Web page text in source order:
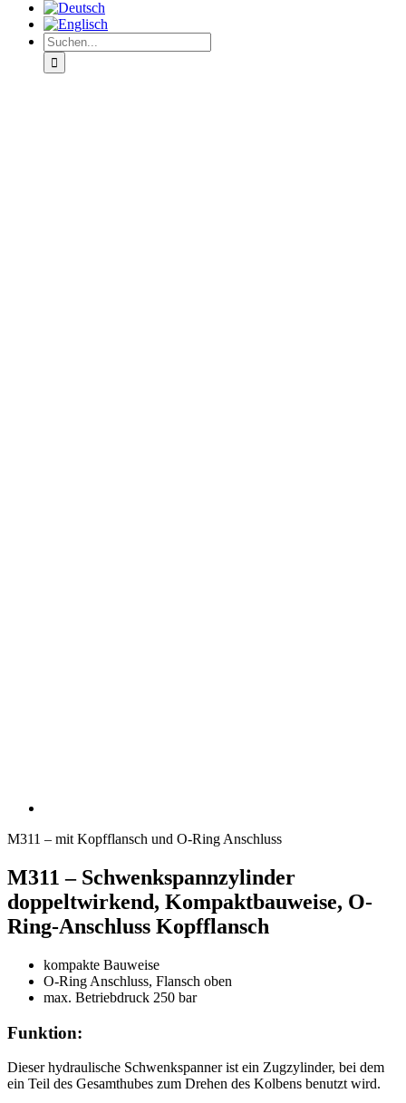
Suche
nach:
M311 – mit Kopfflansch und O-Ring Anschluss
M311 – Schwenkspannzylinder
doppeltwirkend, Kompaktbauweise, O-
Ring-Anschluss Kopfflansch
kompakte Bauweise
O-Ring Anschluss, Flansch oben
max. Betriebdruck 250 bar
Funktion:
Dieser hydraulische Schwenkspanner ist ein Zugzylinder, bei dem
ein Teil des Gesamthubes zum Drehen des Kolbens benutzt wird.